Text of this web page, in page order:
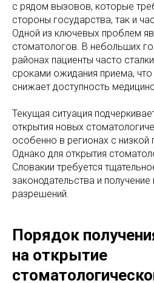
с рядом вызовов, которые
стороны государства, так и
Одной из ключевых проблем
стоматологов. В небольших
районах пациенты часто
сроками ожидания приема,
снижает доступность
Текущая ситуация
открытия новых
особенно в регионах с низкой
Однако для открытия
Словакии требуется
законодательства и
разрешений.
Порядок
на открытие